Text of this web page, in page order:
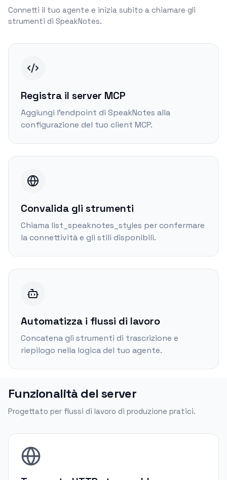
Connetti il tuo agente e inizia subito a chiamare gli
strumenti di SpeakNotes.
Registra il server MCP
Aggiungi l'endpoint di SpeakNotes alla
configurazione del tuo client MCP.
Convalida gli strumenti
Chiama list_speaknotes_styles per confermare
la connettività e gli stili disponibili.
Automatizza i flussi di lavoro
Concatena gli strumenti di trascrizione e
riepilogo nella logica del tuo agente.
Funzionalità del server
Progettato per flussi di lavoro di produzione pratici.